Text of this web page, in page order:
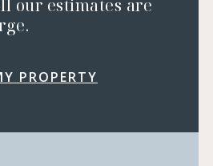
our estimates are
PROPERTY